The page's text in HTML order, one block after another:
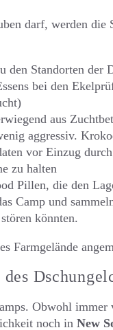
darf, werden die
den Standorten der
bei den
aus
aggressiv.
vor Einzug
zu halten
Pillen, die den
Camp und
könnten.
Farmgelände
Obwohl immer
noch in New